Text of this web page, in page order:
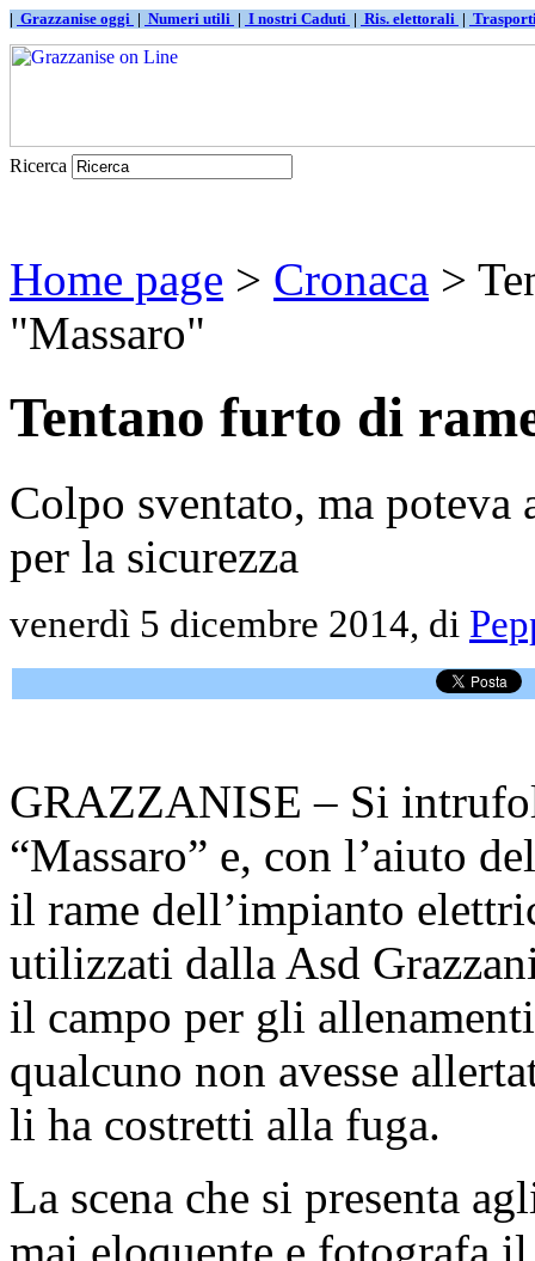
| Grazzanise oggi | Numeri utili | I nostri Caduti | Ris. elettorali |
Ricerca
Home page > Cronaca >
"Massaro"
Tentano furto di
Colpo sventato, ma
per la sicurezza
venerdì 5 dicembre 2014, di
GRAZZANISE – Si
“Massaro” e, con l’aiuto
il rame dell’impianto
utilizzati dalla Asd
il campo per gli
qualcuno non avesse
li ha costretti alla fuga.
La scena che si presenta
mai eloquente e fotografa